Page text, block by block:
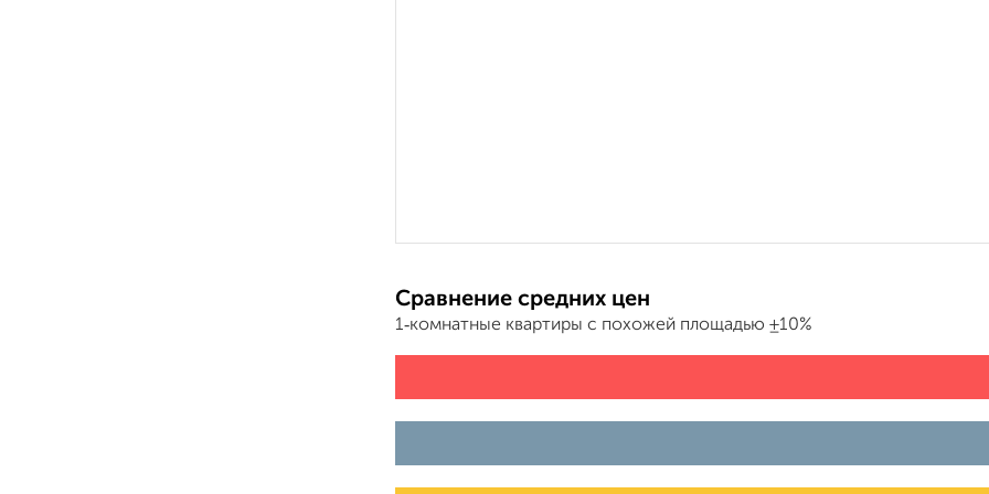
Сравнение средних цен
1‑комнатные квартиры с похожей площадью ±10%